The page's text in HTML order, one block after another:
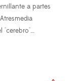
a partes
"cerebro"…